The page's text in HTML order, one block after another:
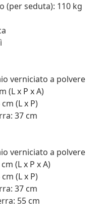
(per seduta): 110 kg
verniciato a polvere
(L x P x A)
(L x P)
37 cm
verniciato a polvere
(L x P x A)
(L x P)
37 cm
55 cm